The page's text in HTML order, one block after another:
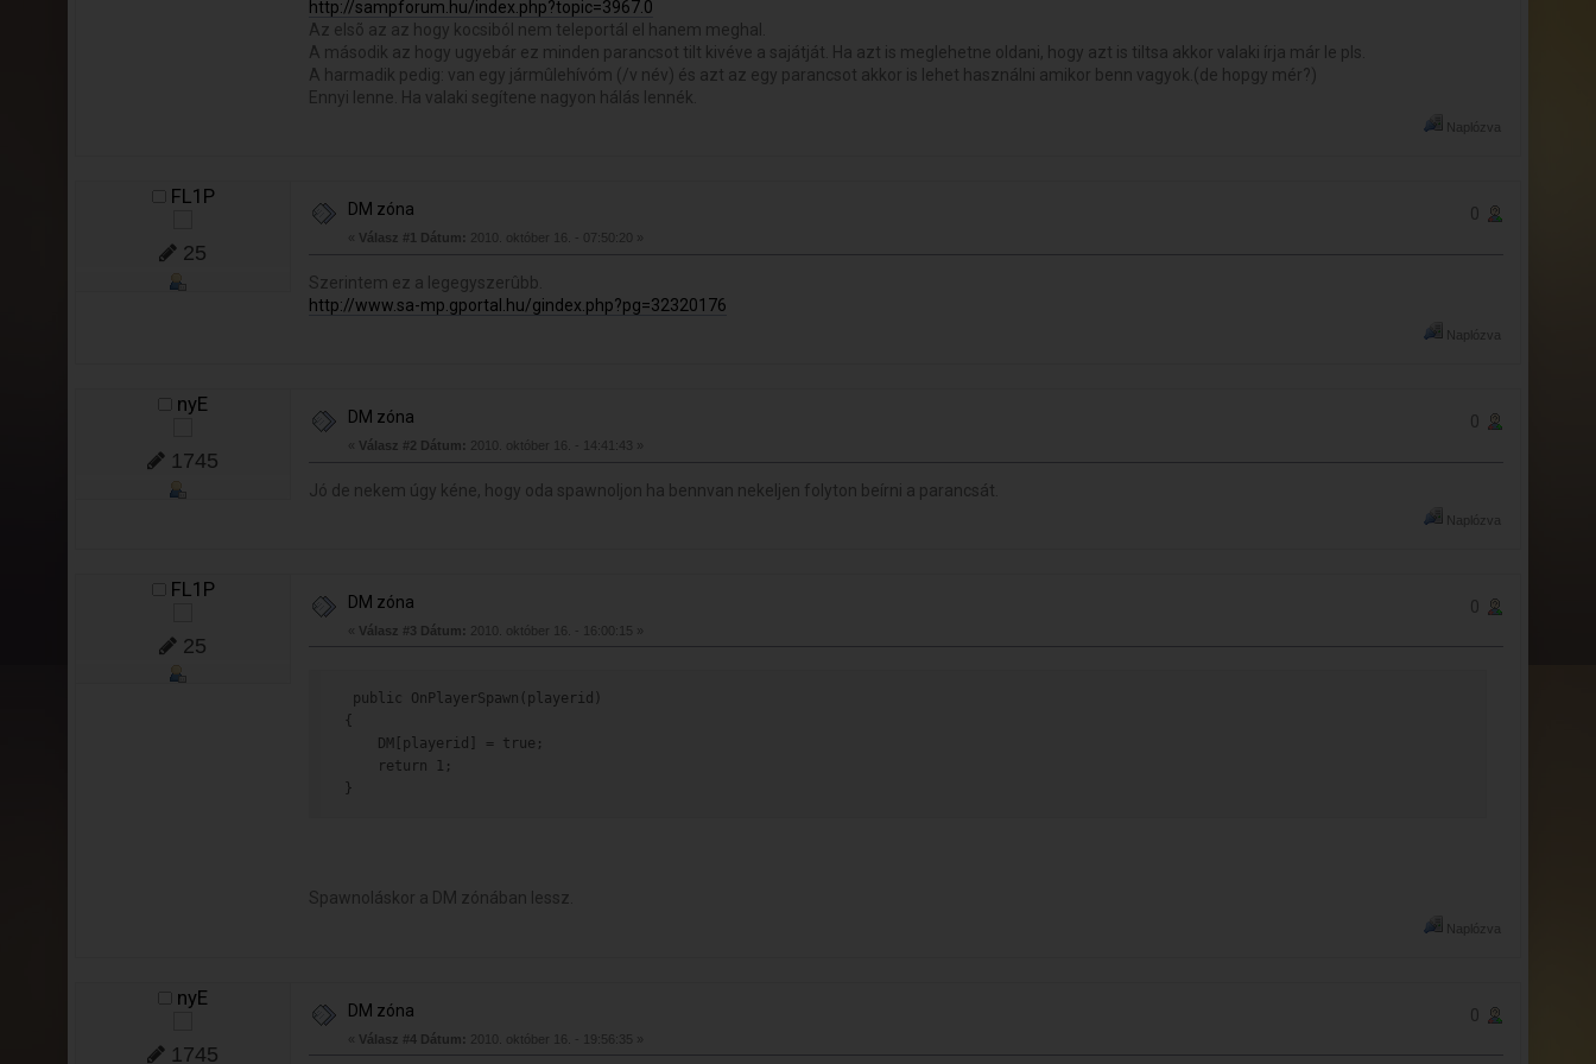
http://sampforum.hu/index.php?topic=3967.0
Az elsõ az az hogy kocsiból nem teleportál el hanem meghal.
A második az hogy ugyebár ez minden parancsot tilt kivéve a sajátját. Ha azt is meglehetne oldani, hogy azt is tiltsa akkor valaki írja már le pls.
A harmadik pedig: van egy jármûlehívóm (/v név) és azt az egy parancsot akkor is lehet használni amikor benn vagyok.(de hopgy mér?)
Ennyi lenne. Ha valaki segítene nagyon hálás lennék.
Naplózva
FL1P
25
DM zóna
« Válasz #1 Dátum: 2010. október 16. - 07:50:20 »
0
Szerintem ez a legegyszerûbb.
http://www.sa-mp.gportal.hu/gindex.php?pg=32320176
Naplózva
nyE
1745
DM zóna
« Válasz #2 Dátum: 2010. október 16. - 14:41:43 »
0
Jó de nekem úgy kéne, hogy oda spawnoljon ha bennvan nekeljen folyton beírni a parancsát.
Naplózva
FL1P
25
DM zóna
« Válasz #3 Dátum: 2010. október 16. - 16:00:15 »
0
public OnPlayerSpawn(playerid)
{
DM[playerid] = true;
return 1;
}
Spawnoláskor a DM zónában lessz.
Naplózva
nyE
1745
DM zóna
« Válasz #4 Dátum: 2010. október 16. - 19:56:35 »
0